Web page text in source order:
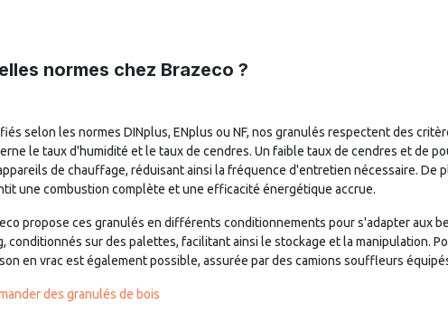
normes chez Brazeco ?
selon les normes DINplus, ENplus ou NF, nos granulés respectent des
le taux d'humidité et le taux de cendres. Un faible taux de cendres et de
de chauffage, réduisant ainsi la fréquence d'entretien nécessaire. De
une combustion complète et une efficacité énergétique accrue.
propose ces granulés en différents conditionnements pour s'adapter aux
conditionnés sur des palettes, facilitant ainsi le stockage et la manipulation.
en vrac est également possible, assurée par des camions souffleurs
des granulés de bois